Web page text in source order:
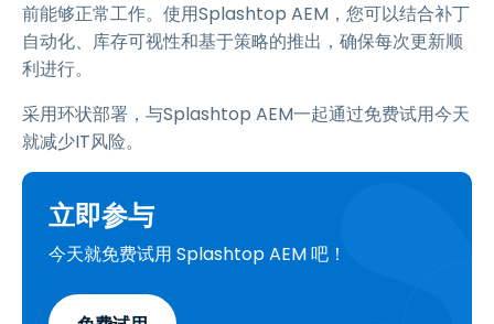
前能够正常工作。使用Splashtop AEM，您可以结合补丁
自动化、库存可视性和基于策略的推出，确保每次更新顺
利进行。
采用环状部署，与Splashtop AEM一起通过免费试用今天
就减少IT风险。
立即参与
今天就免费试用 Splashtop AEM 吧！